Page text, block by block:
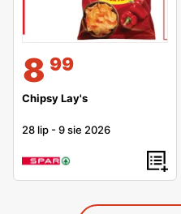
8 99
Chipsy Lay's
28 lip -9 sie 2026